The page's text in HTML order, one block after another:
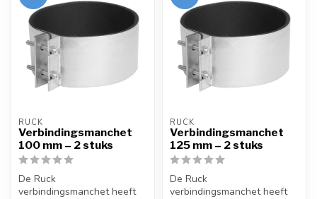
RUCK
Verbindingsmanchet
100 mm – 2 stuks
De Ruck
verbindingsmanchet heeft
RUCK
Verbindingsmanchet
125 mm – 2 stuks
De Ruck
verbindingsmanchet heeft